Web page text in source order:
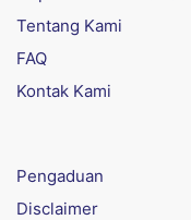
Tentang Kami
FAQ
Kontak Kami
Pengaduan
Disclaimer